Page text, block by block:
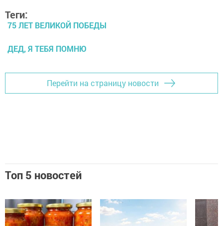
Теги:
75 ЛЕТ ВЕЛИКОЙ ПОБЕДЫ
ДЕД, Я ТЕБЯ ПОМНЮ
Перейти на страницу новости
Топ 5 новостей